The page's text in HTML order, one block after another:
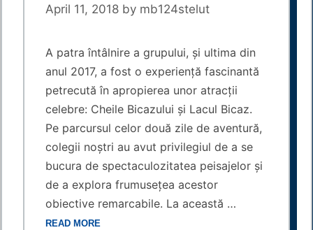
April 11, 2018 by mb124stelut
A patra întâlnire a grupului, și ultima din
anul 2017, a fost o experiență fascinantă
petrecută în apropierea unor atracții
celebre: Cheile Bicazului și Lacul Bicaz.
Pe parcursul celor două zile de aventură,
colegii noștri au avut privilegiul de a se
bucura de spectaculozitatea peisajelor și
de a explora frumusețea acestor
obiective remarcabile. La această …
READ MORE